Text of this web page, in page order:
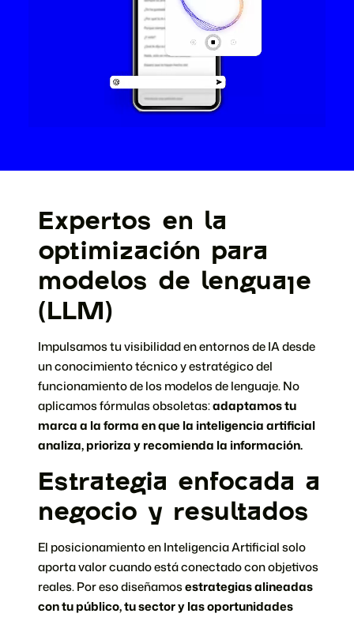
Expertos en la
optimización para
modelos de lenguaje
(LLM)
Impulsamos tu visibilidad en entornos de IA desde
un conocimiento técnico y estratégico del
funcionamiento de los modelos de lenguaje. No
aplicamos fórmulas obsoletas:adaptamos tu
marca a la forma en que la inteligencia artificial
analiza, prioriza y recomienda la información.
Estrategia enfocada a
negocio y resultados
El posicionamiento en Inteligencia Artificial solo
aporta valor cuando está conectado con objetivos
reales. Por eso diseñamosestrategias alineadas
con tu público, tu sector y las oportunidades